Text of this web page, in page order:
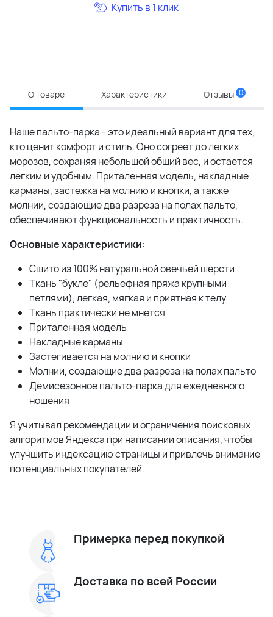
Купить в 1 клик
О товаре Характеристики Отзывы 0
Наше пальто-парка - это идеальный вариант для тех,
кто ценит комфорт и стиль. Оно согреет до легких
морозов, сохраняя небольшой общий вес, и остается
легким и удобным. Приталенная модель, накладные
карманы, застежка на молнию и кнопки, а также
молнии, создающие два разреза на полах пальто,
обеспечивают функциональность и практичность.
Основные характеристики:
Сшито из 100% натуральной овечьей шерсти
Ткань "букле" (рельефная пряжа крупными
петлями), легкая, мягкая и приятная к телу
Ткань практически не мнется
Приталенная модель
Накладные карманы
Застегивается на молнию и кнопки
Молнии, создающие два разреза на полах пальто
Демисезонное пальто-парка для ежедневного
ношения
Я учитывал рекомендации и ограничения поисковых
алгоритмов Яндекса при написании описания, чтобы
улучшить индексацию страницы и привлечь внимание
потенциальных покупателей.
Примерка перед покупкой
Доставка по всей России